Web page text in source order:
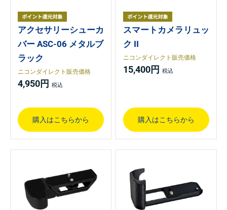
アクセサリーシューカ
バー ASC-06 メタルブ
ラック
ニコンダイレクト販売価格
4,950円
購入はこちらから
スマートカメラリュッ
ク II
ニコンダイレクト販売価格
15,400円
購入はこちらから